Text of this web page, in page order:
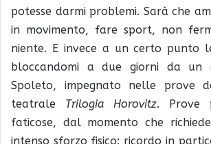
potesse darmi problemi. Sarà che
in movimento, fare sport, non
niente. E invece a un certo punto
bloccandomi a due giorni da un
Spoleto, impegnato nelle prove
teatrale Trilogia Horovitz. Prove
faticose, dal momento che
intenso sforzo fisico: ricordo in